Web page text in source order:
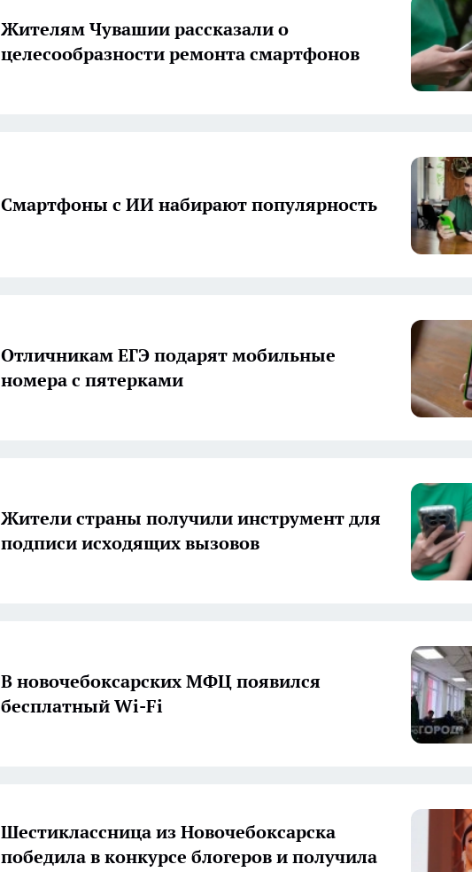
Жителям Чувашии рассказали о
целесообразности ремонта смартфонов
Смартфоны с ИИ набирают популярность
Отличникам ЕГЭ подарят мобильные
номера с пятерками
Жители страны получили инструмент для
подписи исходящих вызовов
В новочебоксарских МФЦ появился
бесплатный Wi-Fi
Шестиклассница из Новочебоксарска
победила в конкурсе блогеров и получила